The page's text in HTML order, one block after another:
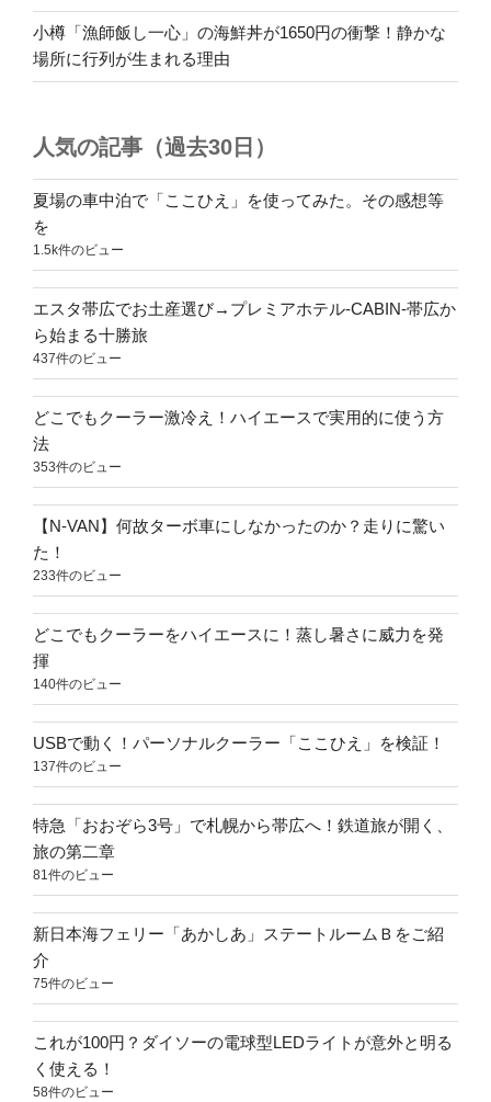
小樽「漁師飯し一心」の海鮮丼が1650円の衝撃！静かな
場所に行列が生まれる理由
人気の記事（過去30日）
夏場の車中泊で「ここひえ」を使ってみた。その感想等
を
1.5k件のビュー
エスタ帯広でお土産選び→プレミアホテル-CABIN-帯広か
ら始まる十勝旅
437件のビュー
どこでもクーラー激冷え！ハイエースで実用的に使う方
法
353件のビュー
【N-VAN】何故ターボ車にしなかったのか？走りに驚い
た！
233件のビュー
どこでもクーラーをハイエースに！蒸し暑さに威力を発
揮
140件のビュー
USBで動く！パーソナルクーラー「ここひえ」を検証！
137件のビュー
特急「おおぞら3号」で札幌から帯広へ！鉄道旅が開く、
旅の第二章
81件のビュー
新日本海フェリー「あかしあ」ステートルームＢをご紹
介
75件のビュー
これが100円？ダイソーの電球型LEDライトが意外と明る
く使える！
58件のビュー